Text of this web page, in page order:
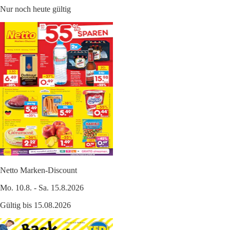
Nur noch heute gültig
Netto Marken-Discount
Mo. 10.8. - Sa. 15.8.2026
Gültig bis 15.08.2026